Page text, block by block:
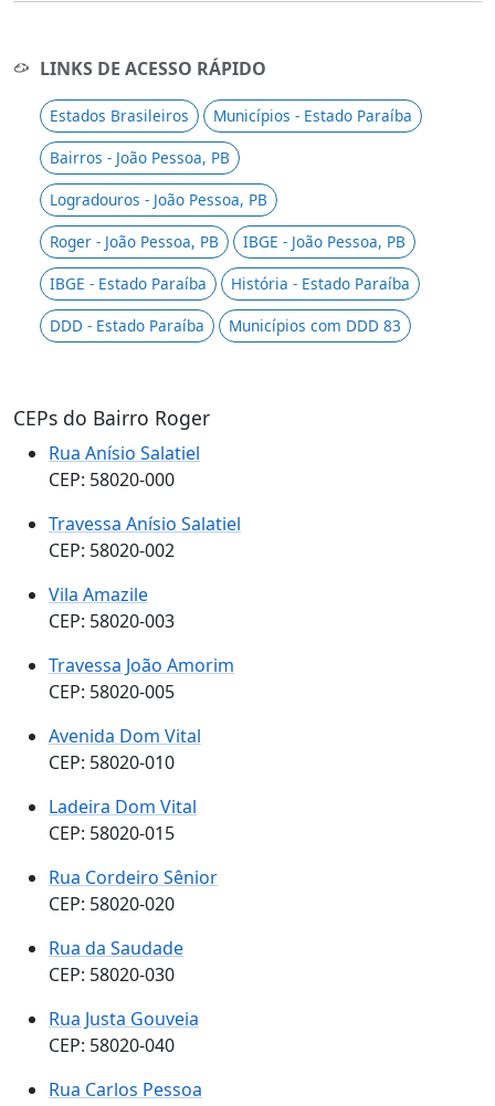
LINKS DE ACESSO RÁPIDO
Estados Brasileiros
Municípios - Estado Paraíba
Bairros - João Pessoa, PB
Logradouros - João Pessoa, PB
Roger - João Pessoa, PB
IBGE - João Pessoa, PB
IBGE - Estado Paraíba
História - Estado Paraíba
DDD - Estado Paraíba
Municípios com DDD 83
CEPs do Bairro Roger
Rua Anísio Salatiel
CEP: 58020-000
Travessa Anísio Salatiel
CEP: 58020-002
Vila Amazile
CEP: 58020-003
Travessa João Amorim
CEP: 58020-005
Avenida Dom Vital
CEP: 58020-010
Ladeira Dom Vital
CEP: 58020-015
Rua Cordeiro Sênior
CEP: 58020-020
Rua da Saudade
CEP: 58020-030
Rua Justa Gouveia
CEP: 58020-040
Rua Carlos Pessoa